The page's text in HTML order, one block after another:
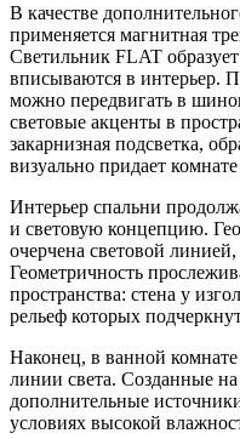
В качестве
применяется магнитная
Светильник FLAT
вписываются в интерьер.
можно передвигать в
световые акценты в
закарнизная подсветка,
визуально придает комнате
Интерьер спальни
и световую концепцию.
очерчена световой
Геометричность
пространства: стена у
рельеф которых
Наконец, в ванной
линии света. Созданные
дополнительные
условиях высокой